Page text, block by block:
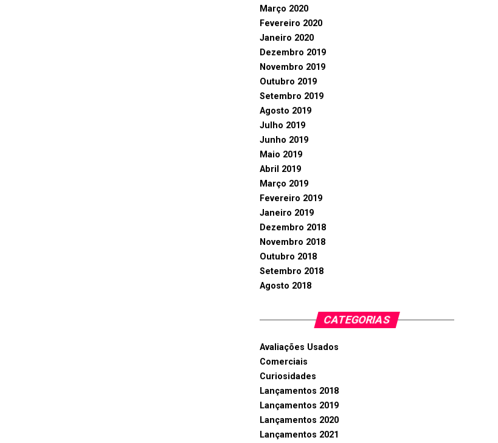
Março 2020
Fevereiro 2020
Janeiro 2020
Dezembro 2019
Novembro 2019
Outubro 2019
Setembro 2019
Agosto 2019
Julho 2019
Junho 2019
Maio 2019
Abril 2019
Março 2019
Fevereiro 2019
Janeiro 2019
Dezembro 2018
Novembro 2018
Outubro 2018
Setembro 2018
Agosto 2018
CATEGORIAS
Avaliações Usados
Comerciais
Curiosidades
Lançamentos 2018
Lançamentos 2019
Lançamentos 2020
Lançamentos 2021